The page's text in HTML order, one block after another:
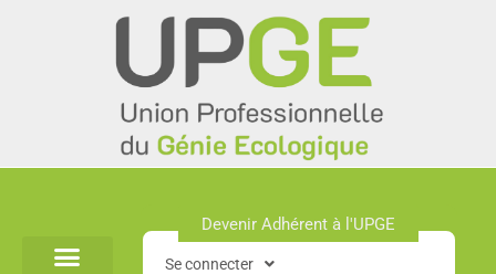
Devenir Adhérent à l'UPGE​
Se connecter